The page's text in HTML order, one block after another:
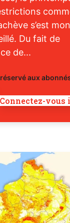
s’est
Du fait de
de...
aux
Connectez-vous